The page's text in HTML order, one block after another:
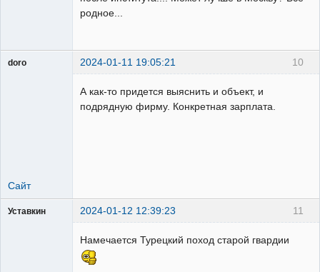
родное...
10
doro 2024-01-11 19:05:21
А как-то придется выяснить и объект, и
подрядную фирму. Конкретная зарплата.
Сайт
11
Уставкин 2024-01-12 12:39:23
Намечается Турецкий поход старой гвардии